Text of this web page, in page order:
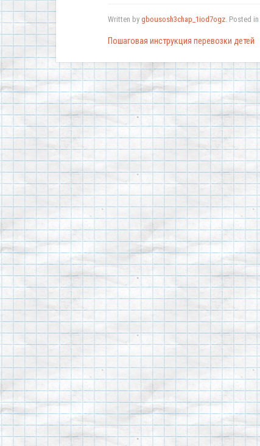
Written by gbousosh3chap_1iod7ogz. Posted in
Пошаговая инструкция перевозки детей